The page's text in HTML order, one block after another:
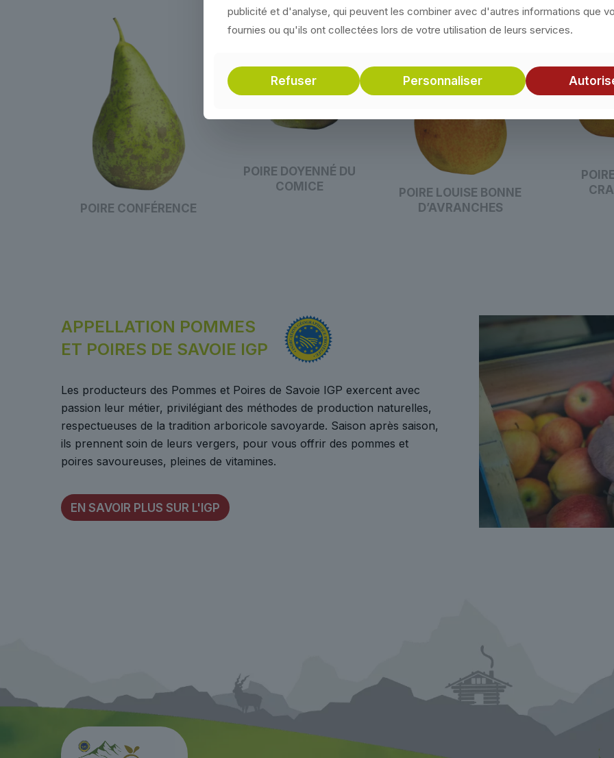
POIRE CONFÉRENCE
POIRE DOYENNÉ DU
COMICE
POIRE LOUISE BONNE
D’AVRANCHES
APPELLATION POMMES
ET POIRES DE SAVOIE IGP
Les producteurs des Pommes et Poires de Savoie IGP exercent avec
passion leur métier, privilégiant des méthodes de production naturelles,
respectueuses de la tradition arboricole savoyarde. Saison après saison,
ils prennent soin de leurs vergers, pour vous offrir des pommes et
poires savoureuses, pleines de vitamines.
EN SAVOIR PLUS SUR L'IGP
publicité et d'analyse, qui peuvent les combiner avec d'autres informations que
fournies ou qu'ils ont collectées lors de votre utilisation de leurs services.
Refuser Personnaliser